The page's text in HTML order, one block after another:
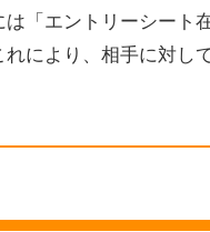
「エントリーシート
により、相手に対し